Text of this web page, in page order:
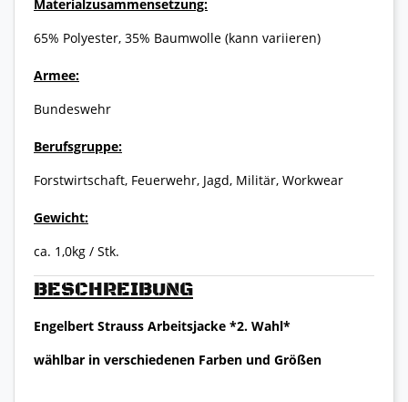
BESCHREIBUNG
Engelbert Strauss Arbeitsjacke *2. Wahl*
wählbar in verschiedenen Farben und Größen
Materialzusammensetzung:
65% Polyester, 35% Baumwolle (kann variieren)
Armee:
Bundeswehr
Berufsgruppe:
Forstwirtschaft, Feuerwehr, Jagd, Militär, Workwear
Gewicht:
ca. 1,0kg / Stk.